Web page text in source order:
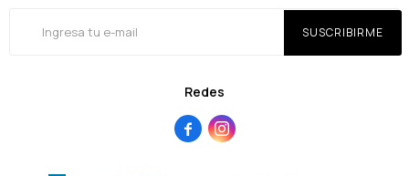
Redes
 
SUSCRIBIRME